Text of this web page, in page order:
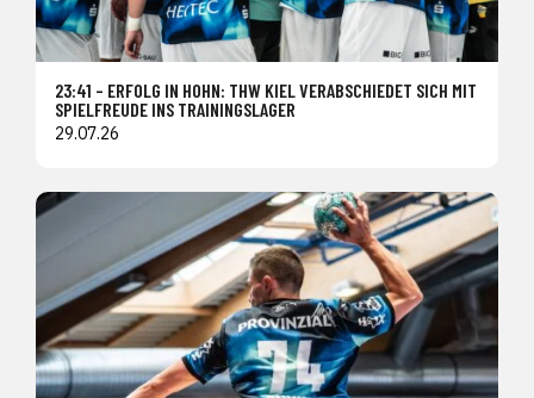
23:41 – ERFOLG IN HOHN: THW KIEL VERABSCHIEDET SICH MIT
SPIELFREUDE INS TRAININGSLAGER
29.07.26